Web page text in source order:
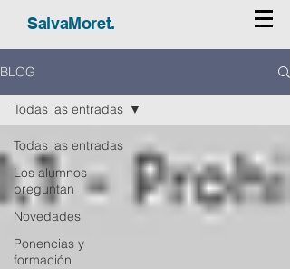
SalvaMoret.
BLOG
Todas las entradas
Los alumnos
preguntan
Novedades
Ponencias y
formación
Todas las entradas